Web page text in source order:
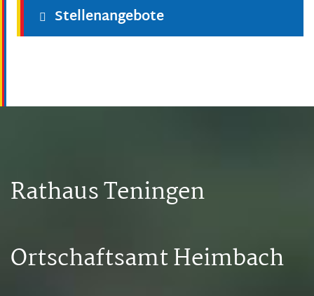
Stellenangebote
Rathaus Teningen
Ortschaftsamt Heimbach